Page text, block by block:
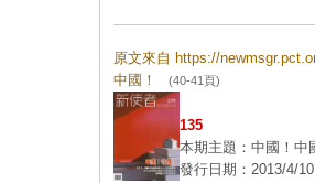
原文來自 https://
中國！
(40-41頁)
135
本期主題：中國！中
發行日期：2013/4/10